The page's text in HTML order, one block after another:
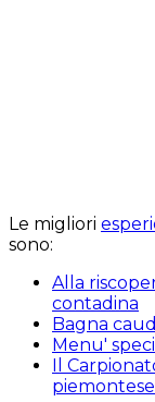
Le migliori
sono:
Alla
contadina
Bagna
Menu'
Il
piemontese